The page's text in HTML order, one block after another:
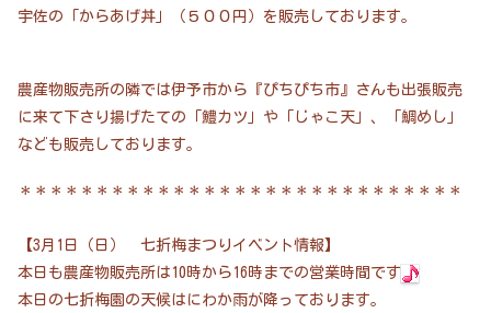
宇佐の「からあげ丼」（５００円）を販売しております。
農産物販売所の隣では伊予市から『ぴちぴち市』さんも出張販売
に来て下さり揚げたての「鱧カツ」や「じゃこ天」、「鯛めし」
なども販売しております。
＊＊＊＊＊＊＊＊＊＊＊＊＊＊＊＊＊＊＊＊＊＊＊＊＊＊＊＊＊
【3月1日（日） 七折梅まつりイベント情報】
本日も農産物販売所は10時から16時までの営業時間です
本日の七折梅園の天候はにわか雨が降っております。